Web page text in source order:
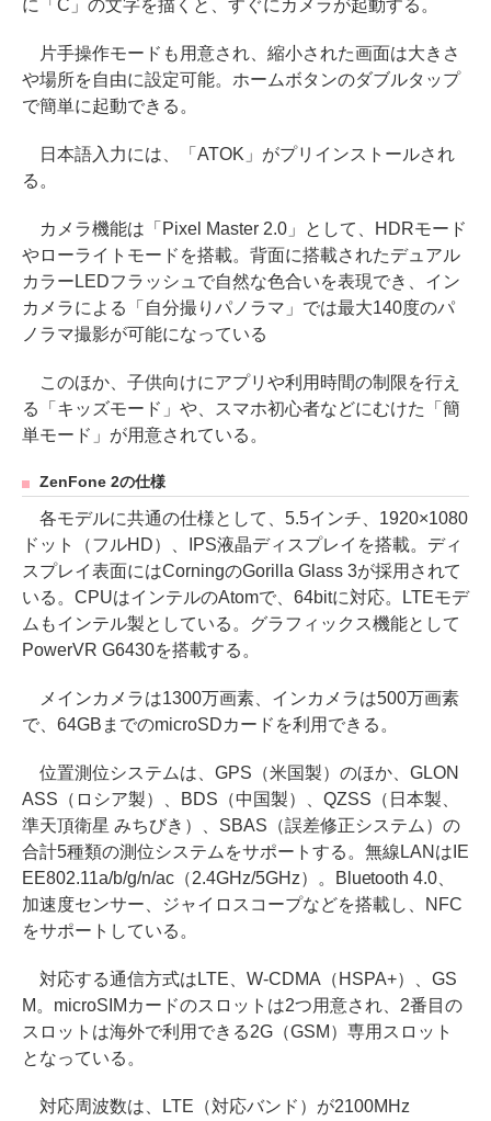
に「C」の文字を描くと、すぐにカメラが起動する。
片手操作モードも用意され、縮小された画面は大きさ
や場所を自由に設定可能。ホームボタンのダブルタップ
で簡単に起動できる。
日本語入力には、「ATOK」がプリインストールされ
る。
カメラ機能は「Pixel Master 2.0」として、HDRモード
やローライトモードを搭載。背面に搭載されたデュアル
カラーLEDフラッシュで自然な色合いを表現でき、イン
カメラによる「自分撮りパノラマ」では最大140度のパ
ノラマ撮影が可能になっている
このほか、子供向けにアプリや利用時間の制限を行え
る「キッズモード」や、スマホ初心者などにむけた「簡
単モード」が用意されている。
ZenFone 2の仕様
各モデルに共通の仕様として、5.5インチ、1920×1080
ドット（フルHD）、IPS液晶ディスプレイを搭載。ディ
スプレイ表面にはCorningのGorilla Glass 3が採用されて
いる。CPUはインテルのAtomで、64bitに対応。LTEモデ
ムもインテル製としている。グラフィックス機能として
PowerVR G6430を搭載する。
メインカメラは1300万画素、インカメラは500万画素
で、64GBまでのmicroSDカードを利用できる。
位置測位システムは、GPS（米国製）のほか、GLON
ASS（ロシア製）、BDS（中国製）、QZSS（日本製、
準天頂衛星 みちびき）、SBAS（誤差修正システム）の
合計5種類の測位システムをサポートする。無線LANはIE
EE802.11a/b/g/n/ac（2.4GHz/5GHz）。Bluetooth 4.0、
加速度センサー、ジャイロスコープなどを搭載し、NFC
をサポートしている。
対応する通信方式はLTE、W-CDMA（HSPA+）、GS
M。microSIMカードのスロットは2つ用意され、2番目の
スロットは海外で利用できる2G（GSM）専用スロット
となっている。
対応周波数は、LTE（対応バンド）が2100MHz